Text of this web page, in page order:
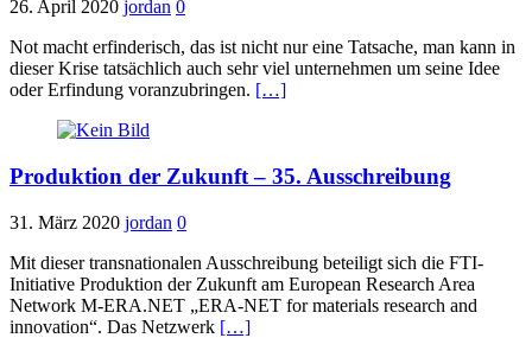
26. April 2020 jordan 0
Not macht erfinderisch, das ist nicht nur eine Tatsache, man kann in
dieser Krise tatsächlich auch sehr viel unternehmen um seine Idee
oder Erfindung voranzubringen. […]
Produktion der Zukunft – 35. Ausschreibung
31. März 2020 jordan 0
Mit dieser transnationalen Ausschreibung beteiligt sich die FTI-
Initiative Produktion der Zukunft am European Research Area
Network M-ERA.NET „ERA-NET for materials research and
innovation“. Das Netzwerk […]